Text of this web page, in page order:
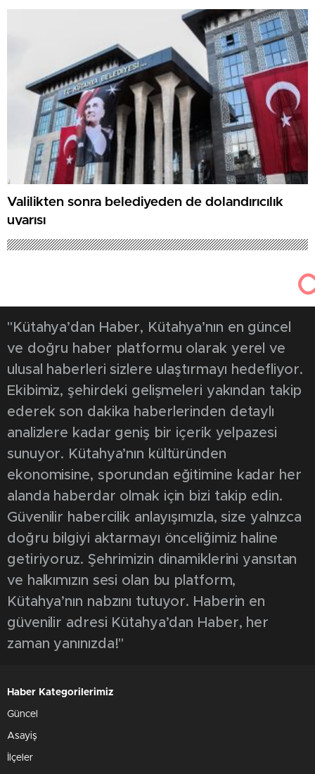
Valilikten sonra belediyeden de dolandırıcılık
uyarısı
"Kütahya’dan Haber, Kütahya’nın en güncel
ve doğru haber platformu olarak yerel ve
ulusal haberleri sizlere ulaştırmayı hedefliyor.
Ekibimiz, şehirdeki gelişmeleri yakından takip
ederek son dakika haberlerinden detaylı
analizlere kadar geniş bir içerik yelpazesi
sunuyor. Kütahya’nın kültüründen
ekonomisine, sporundan eğitimine kadar her
alanda haberdar olmak için bizi takip edin.
Güvenilir habercilik anlayışımızla, size yalnızca
doğru bilgiyi aktarmayı önceliğimiz haline
getiriyoruz. Şehrimizin dinamiklerini yansıtan
ve halkımızın sesi olan bu platform,
Kütahya’nın nabzını tutuyor. Haberin en
güvenilir adresi Kütahya’dan Haber, her
zaman yanınızda!"
Haber Kategorilerimiz
Güncel
Asayiş
İlçeler